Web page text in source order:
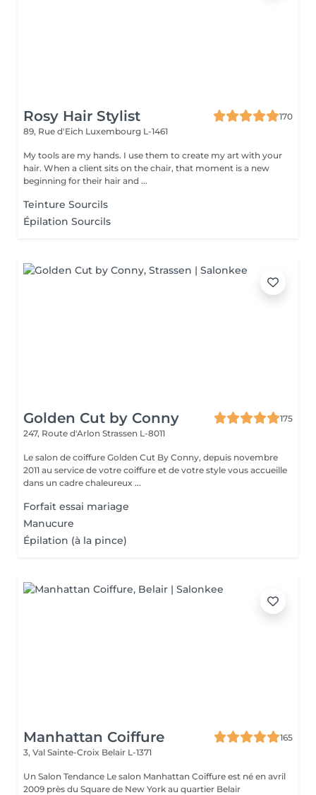
Rosy Hair Stylist
170
89, Rue d'Eich Luxembourg L-1461
My tools are my hands. I use them to create my art with your
hair. When a client sits on the chair, that moment is a new
beginning for their hair and ...
Teinture Sourcils
Épilation Sourcils
Golden Cut by Conny
175
247, Route d'Arlon Strassen L-8011
Le salon de coiffure Golden Cut By Conny, depuis novembre
2011 au service de votre coiffure et de votre style vous accueille
dans un cadre chaleureux ...
Forfait essai mariage
Manucure
Épilation (à la pince)
Manhattan Coiffure
165
3, Val Sainte-Croix Belair L-1371
Un Salon Tendance Le salon Manhattan Coiffure est né en avril
2009 près du Square de New York au quartier Belair